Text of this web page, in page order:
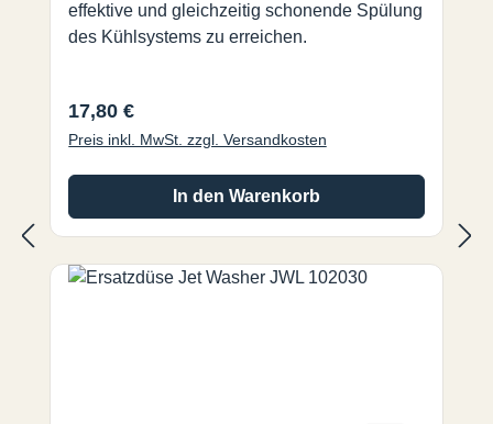
effektive und gleichzeitig schonende Spülung
des Kühlsystems zu erreichen.
Regulärer Preis:
17,80 €
Preis inkl. MwSt. zzgl. Versandkosten
In den Warenkorb